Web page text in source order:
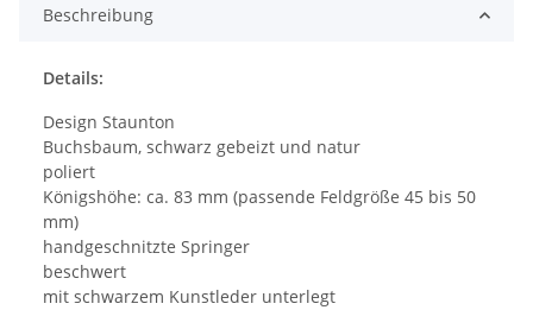
Beschreibung
Details:
Design Staunton
Buchsbaum, schwarz gebeizt und natur
poliert
Königshöhe: ca. 83 mm (passende Feldgröße 45 bis 50
mm)
handgeschnitzte Springer
beschwert
mit schwarzem Kunstleder unterlegt